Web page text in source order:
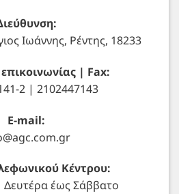
Ιωάννης, Ρέντης, 18233
| Fax:
2 | 2102447143
E-mail:
Κέντρου:
έως Σάββατο